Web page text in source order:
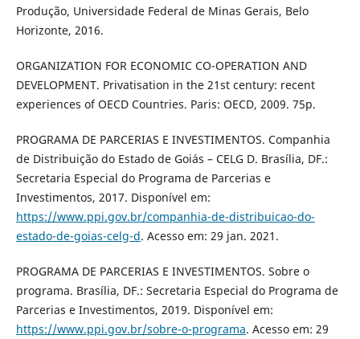
Produção, Universidade Federal de Minas Gerais, Belo
Horizonte, 2016.
ORGANIZATION FOR ECONOMIC CO-OPERATION AND
DEVELOPMENT. Privatisation in the 21st century: recent
experiences of OECD Countries. Paris: OECD, 2009. 75p.
PROGRAMA DE PARCERIAS E INVESTIMENTOS. Companhia
de Distribuição do Estado de Goiás – CELG D. Brasília, DF.:
Secretaria Especial do Programa de Parcerias e
Investimentos, 2017. Disponível em:
https://www.ppi.gov.br/companhia-de-distribuicao-do-
estado-de-goias-celg-d. Acesso em: 29 jan. 2021.
PROGRAMA DE PARCERIAS E INVESTIMENTOS. Sobre o
programa. Brasília, DF.: Secretaria Especial do Programa de
Parcerias e Investimentos, 2019. Disponível em:
https://www.ppi.gov.br/sobre-o-programa. Acesso em: 29